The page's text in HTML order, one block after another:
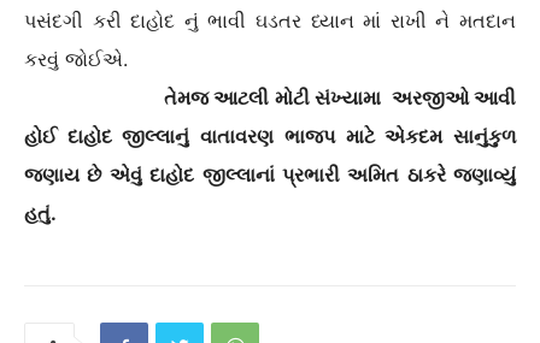
પસંદગી કરી દાહોદ નું ભાવી ઘડતર ધ્યાન માં રાખી ને મતદાન
કરવું જોઈએ.
તેમજ આટલી મોટી સંખ્યામા અરજીઓ આવી
હોઈ દાહોદ જીલ્લાનું વાતાવરણ ભાજપ માટે એકદમ સાનુંકુળ
જણાય છે એવું દાહોદ જીલ્લાનાં પ્રભારી અમિત ઠાકરે જણાવ્યું
હતું.